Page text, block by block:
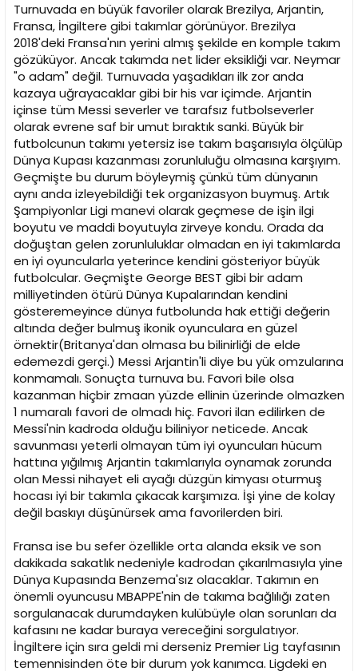
Turnuvada en büyük favoriler olarak Brezilya, Arjantin,
Fransa, İngiltere gibi takımlar görünüyor. Brezilya
2018'deki Fransa'nın yerini almış şekilde en komple takım
gözüküyor. Ancak takımda net lider eksikliği var. Neymar
"o adam" değil. Turnuvada yaşadıkları ilk zor anda
kazaya uğrayacaklar gibi bir his var içimde. Arjantin
içinse tüm Messi severler ve tarafsız futbolseverler
olarak evrene saf bir umut bıraktık sanki. Büyük bir
futbolcunun takımı yetersiz ise takım başarısıyla ölçülüp
Dünya Kupası kazanması zorunluluğu olmasına karşıyım.
Geçmişte bu durum böyleymiş çünkü tüm dünyanın
aynı anda izleyebildiği tek organizasyon buymuş. Artık
Şampiyonlar Ligi manevi olarak geçmese de işin ilgi
boyutu ve maddi boyutuyla zirveye kondu. Orada da
doğuştan gelen zorunluluklar olmadan en iyi takımlarda
en iyi oyuncularla yeterince kendini gösteriyor büyük
futbolcular. Geçmişte George BEST gibi bir adam
milliyetinden ötürü Dünya Kupalarından kendini
gösteremeyince dünya futbolunda hak ettiği değerin
altında değer bulmuş ikonik oyunculara en güzel
örnektir(Britanya'dan olmasa bu bilinirliği de elde
edemezdi gerçi.) Messi Arjantin'li diye bu yük omzularına
konmamalı. Sonuçta turnuva bu. Favori bile olsa
kazanman hiçbir zmaan yüzde ellinin üzerinde olmazken
1 numaralı favori de olmadı hiç. Favori ilan edilirken de
Messi'nin kadroda olduğu biliniyor neticede. Ancak
savunması yeterli olmayan tüm iyi oyuncuları hücum
hattına yığılmış Arjantin takımlarıyla oynamak zorunda
olan Messi nihayet eli ayağı düzgün kimyası oturmuş
hocası iyi bir takımla çıkacak karşımıza. İşi yine de kolay
değil baskıyı düşünürsek ama favorilerden biri.
Fransa ise bu sefer özellikle orta alanda eksik ve son
dakikada sakatlık nedeniyle kadrodan çıkarılmasıyla yine
Dünya Kupasında Benzema'sız olacaklar. Takımın en
önemli oyuncusu MBAPPE'nin de takıma bağlılığı zaten
sorgulanacak durumdayken kulübüyle olan sorunları da
kafasını ne kadar buraya vereceğini sorgulatıyor.
İngiltere için sıra geldi mi derseniz Premier Lig tayfasının
temennisinden öte bir durum yok kanımca. Ligdeki en